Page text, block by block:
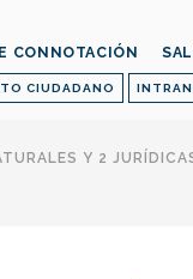
CIUDADANO
CONNOTACIÓN
Y 2